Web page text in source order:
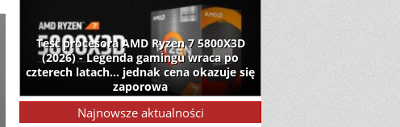
Test procesora AMD Ryzen 7 5800X3D
(2026) - Legenda gamingu wraca po
czterech latach... jednak cena okazuje się
zaporowa
Najnowsze aktualności